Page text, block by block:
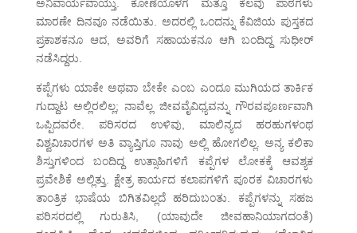
ಅನಿವಾರ್ಯವಾಯ್ತು. ಕೋಣೆಯೊಳಗೆ ಮತ್ತೂ ಕೆಲವು ಪಾಠಗಳು
ಮಾರಣೇ ದಿನವೂ ನಡೆಯಿತು. ಅದರಲ್ಲಿ ಒಂದನ್ನು ಕೆವಿಜಿಯ ಪುಸ್ತಕದ
ಪ್ರಕಾಶಕನೂ ಆದ, ಅವರಿಗೆ ಸಹಾಯಕನೂ ಆಗಿ ಬಂದಿದ್ದ ಸುಧೀರ್
ನಡೆಸಿದ್ದರು.
ಕಪ್ಪೆಗಳು ಯಾಕೇ ಅಥವಾ ಬೇಕೇ ಎಂಬ ಎಂದೂ ಮುಗಿಯದ ತಾರ್ಕಿಕ
ಗುದ್ದಾಟ ಅಲ್ಲಿರಲಿಲ್ಲ; ನಾವೆಲ್ಲ ಜೀವವೈವಿಧ್ಯವನ್ನು ಗೌರವಪೂರ್ಣವಾಗಿ
ಒಪ್ಪಿದವರೇ. ಪರಿಸರದ ಉಳಿವು, ಮಾಲಿನ್ಯದ ಹರಹುಗಳಂಥ
ವಿಶ್ವವಿಚಾರಗಳ ಅತಿ ವ್ಯಾಪ್ತಿಗೂ ನಾವು ಅಲ್ಲಿ ಹೋಗಲಿಲ್ಲ. ಅನ್ಯ ಕಲಿಕಾ
ಶಿಸ್ತುಗಳಿಂದ ಬಂದಿದ್ದ ಉತ್ಸಾಹಿಗಳಿಗೆ ಕಪ್ಪೆಗಳ ಲೋಕಕ್ಕೆ ಆವಶ್ಯಕ
ಪ್ರವೇಶಿಕೆ ಅಲ್ಲಿತ್ತು. ಕ್ಷೇತ್ರ ಕಾರ್ಯದ ಕಲಾಪಗಳಿಗೆ ಪೂರಕ ವಿಚಾರಗಳು
ತಾಂತ್ರಿಕ ಭಾಷೆಯ ಬಿಗಿತವಿಲ್ಲದೆ ಹರಿದುಬಂತು. ಕಪ್ಪೆಗಳನ್ನು ಸಹಜ
ಪರಿಸರದಲ್ಲಿ ಗುರುತಿಸಿ, (ಯಾವುದೇ ಜೀವಹಾನಿಯಾಗದಂತೆ)